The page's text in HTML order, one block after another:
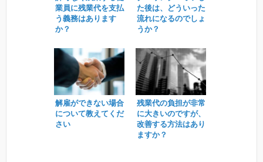
業員に残業代を支払
う義務はあります
か？
た後は、どういった
流れになるのでしょ
うか？
解雇ができない場合
について教えてくだ
さい
残業代の負担が非常
に大きいのですが、
改善する方法はあり
ますか？